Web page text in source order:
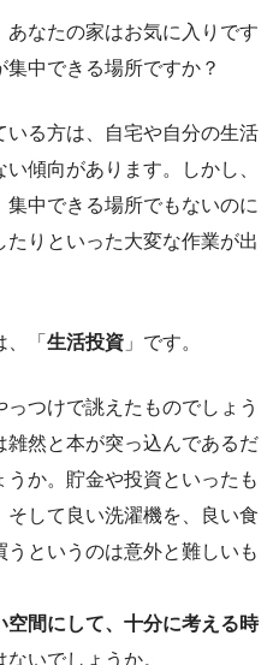
なたの家はお気に入りです
中できる場所ですか？
いる方は、自宅や自分の生活
傾向があります。しかし、
中できる場所でもないのに
りといった大変な作業が出
「 生活投資 」です。
つけで誂えたものでしょう
雑然と本が突っ込んであるだ
か。貯金や投資といったも
して良い洗濯機を、良い食
というのは意外と難しいも
空間にして、十分に考える時
ないでしょうか。